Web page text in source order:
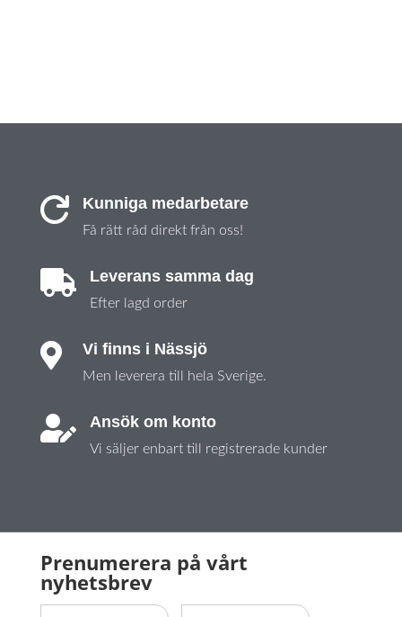
 Kunniga medarbetare
Få rätt råd direkt från oss!
 Leverans samma dag
Efter lagd order
 Vi finns i Nässjö
Men leverera till hela Sverige.
 Ansök om konto
Vi säljer enbart till registrerade kunder
Prenumerera på vårt
nyhetsbrev